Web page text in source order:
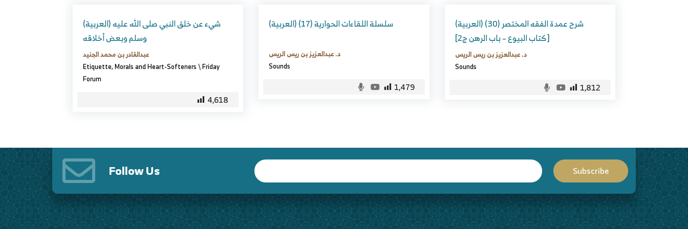
(العربية) شيء عن خلق النبي صلى الله عليه
وسلم وبعض أخلاقه
عبدالقادر بن محمد الجنيد
Etiquette, Morals and Heart-Softeners\Friday
Forum
4,618
(العربية) سلسلة اللقاءات الحوارية (17)
د. عبدالعزيز بن ريس الريس
Sounds
1,479
(العربية) شرح عمدة الفقه المختصر (30)
[كتاب البيوع – باب الرهن ج2]
د. عبدالعزيز بن ريس الريس
Sounds
1,812
Follow Us